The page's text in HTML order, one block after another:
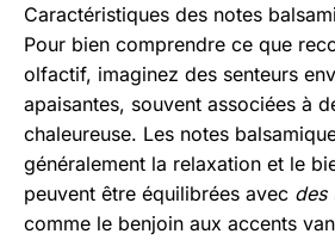
Caractéristiques des notes
Pour bien comprendre ce que
olfactif, imaginez des senteurs
apaisantes, souvent associées à
chaleureuse. Les notes
généralement la relaxation et le
peuvent être équilibrées avec des
comme le benjoin aux accents